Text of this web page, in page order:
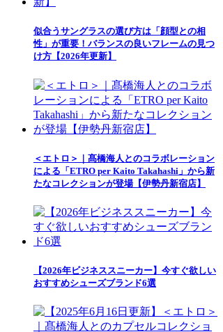
似合うサングラスの選び方は「顔型との相
性」が重要！バランスの良いフレームの見つ
け方【2026年更新】
＜エトロ＞｜髙橋海人とのコラボレーション
による「ETRO per Kaito Takahashi」から新
たなコレクションが登場【伊勢丹新宿店】
【2026年ビジネススニーカー】今すぐ欲しい
おすすめシューズブランド6選